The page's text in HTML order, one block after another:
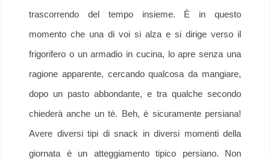
trascorrendo del tempo insieme. È in questo
momento che una di voi si alza e si dirige verso il
frigorifero o un armadio in cucina, lo apre senza una
ragione apparente, cercando qualcosa da mangiare,
dopo un pasto abbondante, e tra qualche secondo
chiederà anche un tè. Beh, è sicuramente persiana!
Avere diversi tipi di snack in diversi momenti della
giornata è un atteggiamento tipico persiano. Non